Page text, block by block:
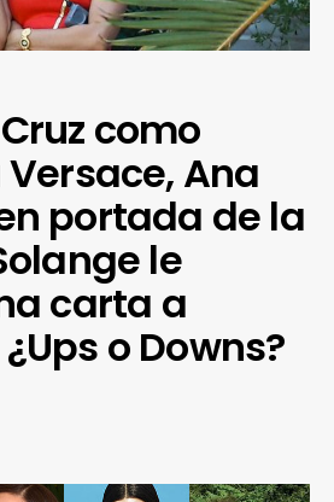
como
Ana
portada de la
le
carta a
o Downs?